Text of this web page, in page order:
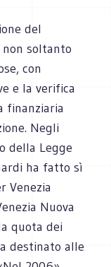
del
soltanto
con
e la verifica
finanziaria
Negli
della Legge
ha fatto sì
Venezia
Nuova
quota dei
destinato alle